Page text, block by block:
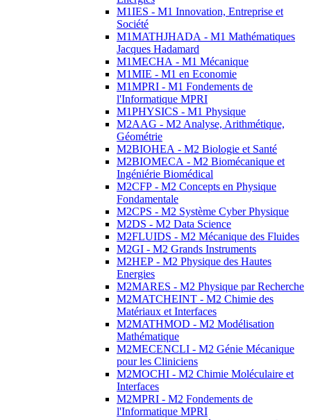
M1IES - M1 Innovation, Entreprise et
Société
M1MATHJHADA - M1 Mathématiques
Jacques Hadamard
M1MECHA - M1 Mécanique
M1MIE - M1 en Economie
M1MPRI - M1 Fondements de
l'Informatique MPRI
M1PHYSICS - M1 Physique
M2AAG - M2 Analyse, Arithmétique,
Géométrie
M2BIOHEA - M2 Biologie et Santé
M2BIOMECA - M2 Biomécanique et
Ingéniérie Biomédical
M2CFP - M2 Concepts en Physique
Fondamentale
M2CPS - M2 Système Cyber Physique
M2DS - M2 Data Science
M2FLUIDS - M2 Mécanique des Fluides
M2GI - M2 Grands Instruments
M2HEP - M2 Physique des Hautes
Energies
M2MARES - M2 Physique par Recherche
M2MATCHEINT - M2 Chimie des
Matériaux et Interfaces
M2MATHMOD - M2 Modélisation
Mathématique
M2MECENCLI - M2 Génie Mécanique
pour les Cliniciens
M2MOCHI - M2 Chimie Moléculaire et
Interfaces
M2MPRI - M2 Fondements de
l'Informatique MPRI